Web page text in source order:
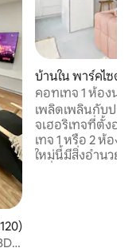
ลี่ย 4.98 จาก 5, 120 รีวิว
บ้านใน พาร์คไซด์
คอทเทจ 1 ห้องนอ
เพลิดเพลินกับปร
จเฮอริเทจที่ตั้งอยู่
เทจ 1 หรือ 2 ห้อง
ใหม่นี้มีสิ่งอำนวยค